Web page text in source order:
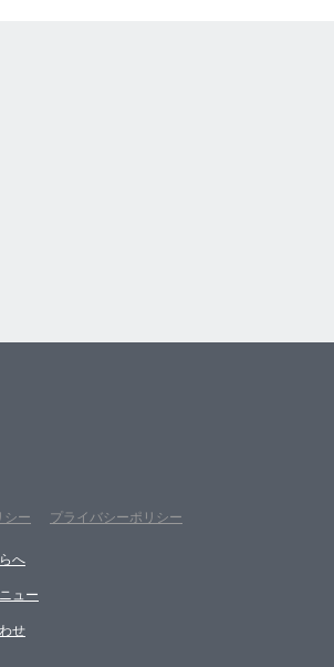
シー プライバシーポリシー
へ
ュー
せ